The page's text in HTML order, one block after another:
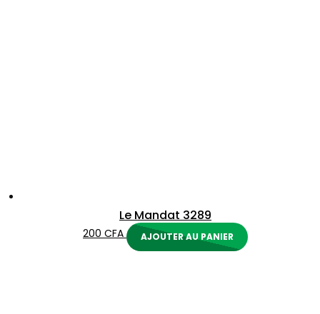
Le Mandat 3289
200 CFA AJOUTER AU PANIER